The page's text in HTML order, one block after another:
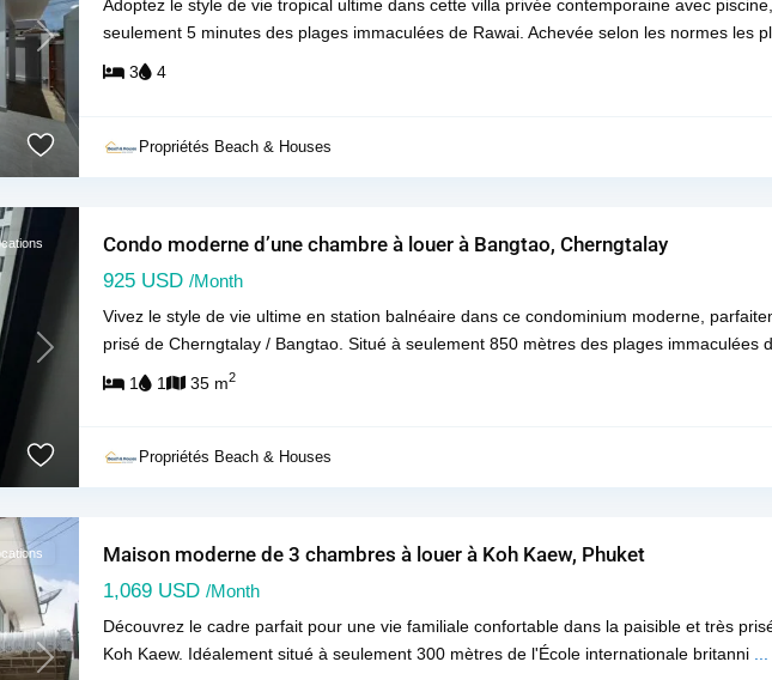
Next
Adoptez le style de vie tropical ultime dans cette villa privée contemporaine avec
seulement 5 minutes des plages immaculées de Rawai. Achevée selon les normes les
3 4
Propriétés Beach & Houses
Next
Condo moderne d’une chambre à louer à Bangtao, Cherngtalay
925 USD /Month
Vivez le style de vie ultime en station balnéaire dans ce condominium moderne,
prisé de Cherngtalay / Bangtao. Situé à seulement 850 mètres des plages immaculées
1 1 35 m2
Propriétés Beach & Houses
Next
Maison moderne de 3 chambres à louer à Koh Kaew, Phuket
1,069 USD /Month
Découvrez le cadre parfait pour une vie familiale confortable dans la paisible et très
Koh Kaew. Idéalement situé à seulement 300 mètres de l'École internationale britanni